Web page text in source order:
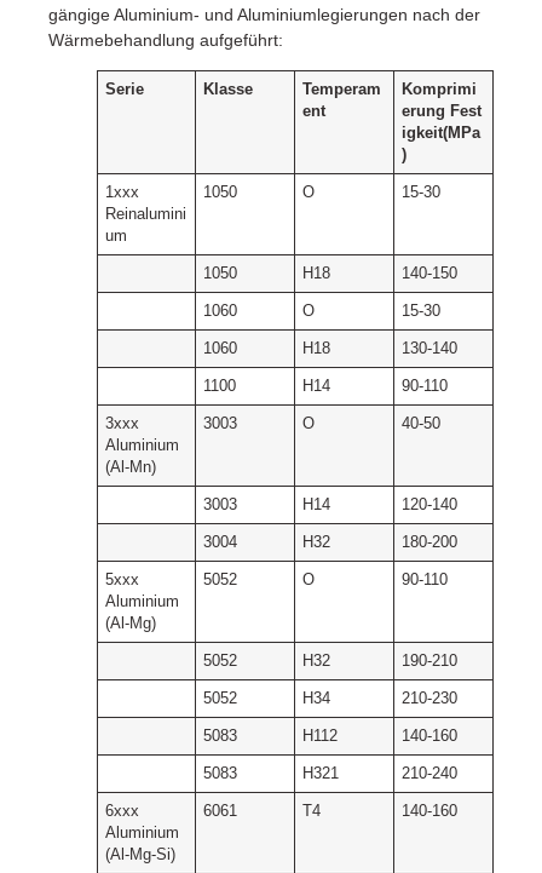
gängige Aluminium- und Aluminiumlegierungen nach der
Wärmebehandlung aufgeführt:
Serie Klasse
Temperam
ent
Komprimi
erung Fest
igkeit(MPa
)
1xxx
Reinalumini
um
1050 O 15-30
1050 H18 140-150
1060 O 15-30
1060 H18 130-140
1100 H14 90-110
3xxx
Aluminium
(Al-Mn)
3003 O 40-50
3003 H14 120-140
3004 H32 180-200
5xxx
Aluminium
(Al-Mg)
5052 O 90-110
5052 H32 190-210
5052 H34 210-230
5083 H112 140-160
5083 H321 210-240
6xxx
Aluminium
(Al-Mg-Si)
6061 T4 140-160